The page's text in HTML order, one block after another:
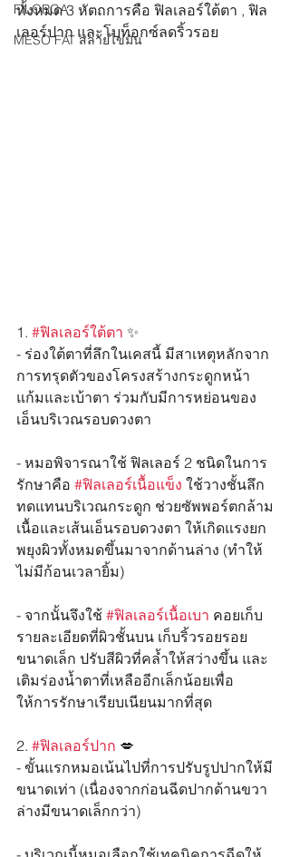
FILORGA
MESO FAT สลายไขมัน
ทั้งหมด 3 หัตถการคือ ฟิลเลอร์ใต้ตา , ฟิล
เลอร์ปาก และโบท็อกซ์ลดริ้วรอย
1. #ฟิลเลอร์ใต้ตา ✨
- ร่องใต้ตาที่ลึกในเคสนี้ มีสาเหตุหลักจาก
การทรุดตัวของโครงสร้างกระดูกหน้า
แก้มและเบ้าตา ร่วมกับมีการหย่อนของ
เอ็นบริเวณรอบดวงตา
- หมอพิจารณาใช้ ฟิลเลอร์ 2 ชนิดในการ
รักษาคือ #ฟิลเลอร์เนื้อแข็ง ใช้วางชั้นลึก
ทดแทนบริเวณกระดูก ช่วยซัพพอร์ตกล้าม
เนื้อและเส้นเอ็นรอบดวงตา ให้เกิดแรงยก
พยุงผิวทั้งหมดขึ้นมาจากด้านล่าง (ทำให้
ไม่มีก้อนเวลายิ้ม)
- จากนั้นจึงใช้ #ฟิลเลอร์เนื้อเบา คอยเก็บ
รายละเอียดที่ผิวชั้นบน เก็บริ้วรอยรอย
ขนาดเล็ก ปรับสีผิวที่คล้ำให้สว่างขึ้น และ
เติมร่องน้ำตาที่เหลืออีกเล็กน้อยเพื่อ
ให้การรักษาเรียบเนียนมากที่สุด
2. #ฟิลเลอร์ปาก 💋
- ขั้นแรกหมอเน้นไปที่การปรับรูปปากให้มี
ขนาดเท่า (เนื่องจากก่อนฉีดปากด้านขวา
ล่างมีขนาดเล็กกว่า)